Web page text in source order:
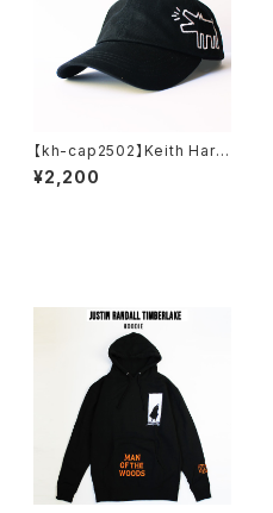
【kh-cap2502】Keith Harin
g キースヘリング アート 刺繍
アート ローキャップ 帽子 メン
¥2,200